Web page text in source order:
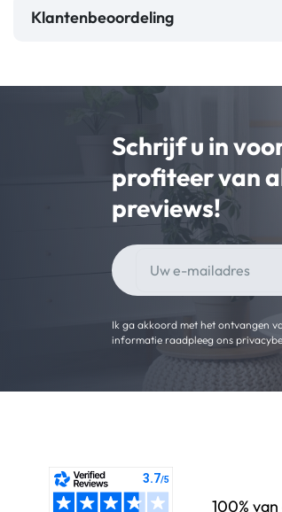
Klantenbeoordeling
Schrijf u in
profiteer van
previews!
Ik ga akkoord met het ontvangen
informatie raadpleeg ons
100%